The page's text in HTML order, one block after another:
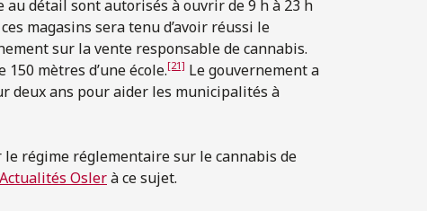
au détail sont autorisés à ouvrir de 9 h à 23 h
magasins sera tenu d’avoir réussi le
sur la vente responsable de cannabis.
mètres d’une école.[21] Le gouvernement a
deux ans pour aider les municipalités à
régime réglementaire sur le cannabis de
Oslerà ce sujet.